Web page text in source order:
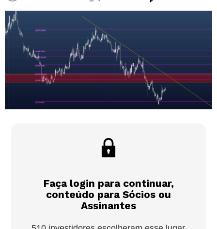
Faça login para continuar,
conteúdo para Sócios ou
Assinantes